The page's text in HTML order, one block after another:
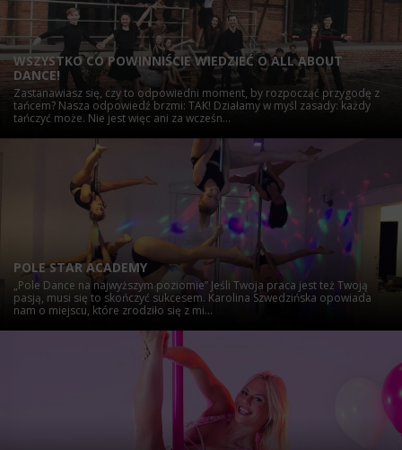
WSZYSTKO CO POWINNIŚCIE WIEDZIEĆ O ALL ABOUT
DANCE!
Zastanawiasz się, czy to odpowiedni moment, by rozpocząć przygodę z
tańcem? Nasza odpowiedź brzmi: TAK! Działamy w myśl zasady: każdy
tańczyć może. Nie jest więc ani za wcześn...
POLE STAR ACADEMY
„Pole Dance na najwyższym poziomie” Jeśli Twoja praca jest też Twoją
pasją, musi się to skończyć sukcesem. Karolina Szwedzińska opowiada
nam o miejscu, które zrodziło się z mi...